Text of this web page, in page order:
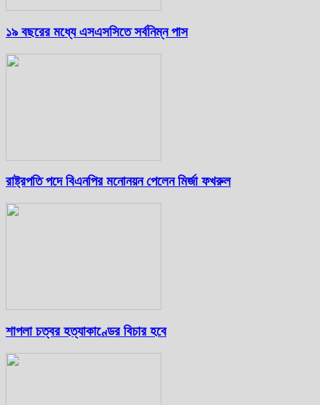
১৯ বছরের মধ্যে এসএসসিতে সর্বনিম্ন পাস
রাষ্ট্রপতি পদে বিএনপির মনোনয়ন পেলেন মির্জা ফখরুল
শাপলা চত্বর হত্যাকাণ্ডের বিচার হবে